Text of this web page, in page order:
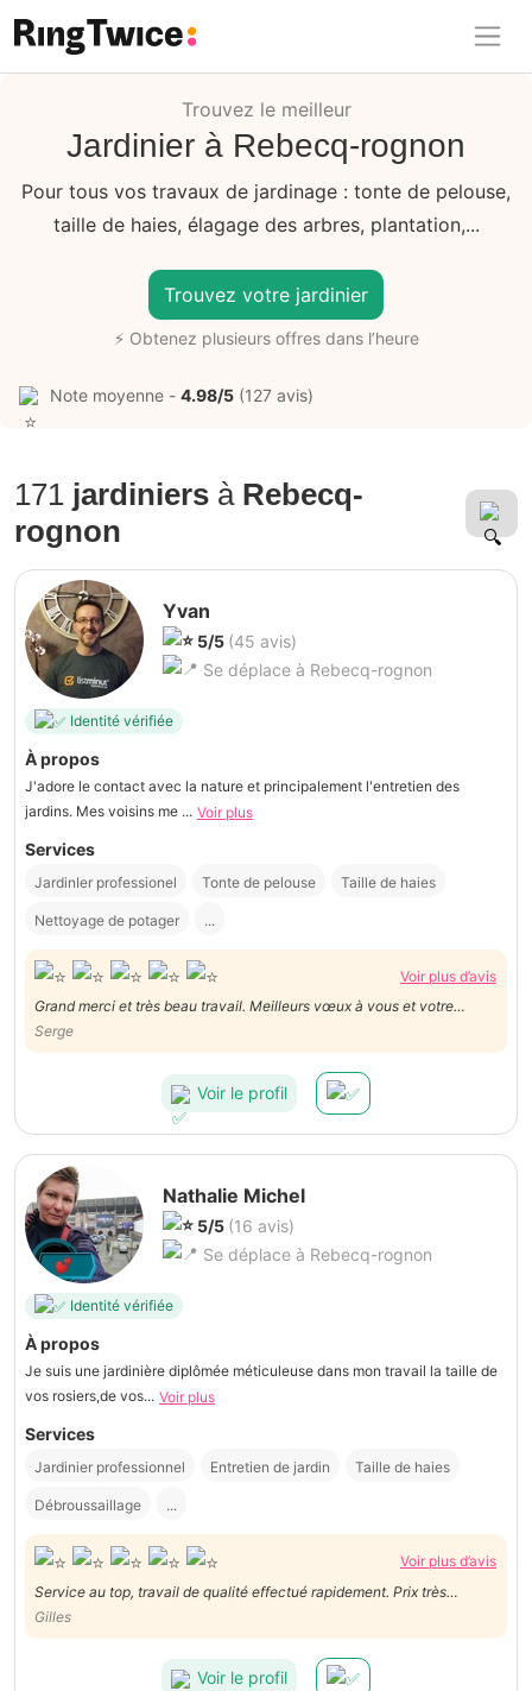
Ring Twice
Trouvez le meilleur
Jardinier à Rebecq-rognon
Pour tous vos travaux de jardinage : tonte de pelouse,
taille de haies, élagage des arbres, plantation,...
Trouvez votre jardinier
⚡ Obtenez plusieurs offres dans l’heure
Note moyenne - 4.98/5 (127 avis)
171 jardiniers à Rebecq-
rognon
Yvan
5/5 (45 avis)
Se déplace à Rebecq-rognon
Identité vérifiée
À propos
J'adore le contact avec la nature et principalement l'entretien des
jardins. Mes voisins me ... Voir plus
Services
JardinIer professionel Tonte de pelouse Taille de haies
Nettoyage de potager ...
Voir plus d’avis
Grand merci et très beau travail. Meilleurs vœux à vous et votre
famille.
Serge
Voir le profil
Nathalie Michel
5/5 (16 avis)
Se déplace à Rebecq-rognon
Identité vérifiée
À propos
Je suis une jardinière diplômée méticuleuse dans mon travail la taille de
vos rosiers,de vos... Voir plus
Services
Jardinier professionnel Entretien de jardin Taille de haies
Débroussaillage ...
Voir plus d’avis
Service au top, travail de qualité effectué rapidement. Prix très
correct. Merci beaucoup à Nathalie et son équipe pour leur service et
leur gentillesse.
Gilles
Voir le profil